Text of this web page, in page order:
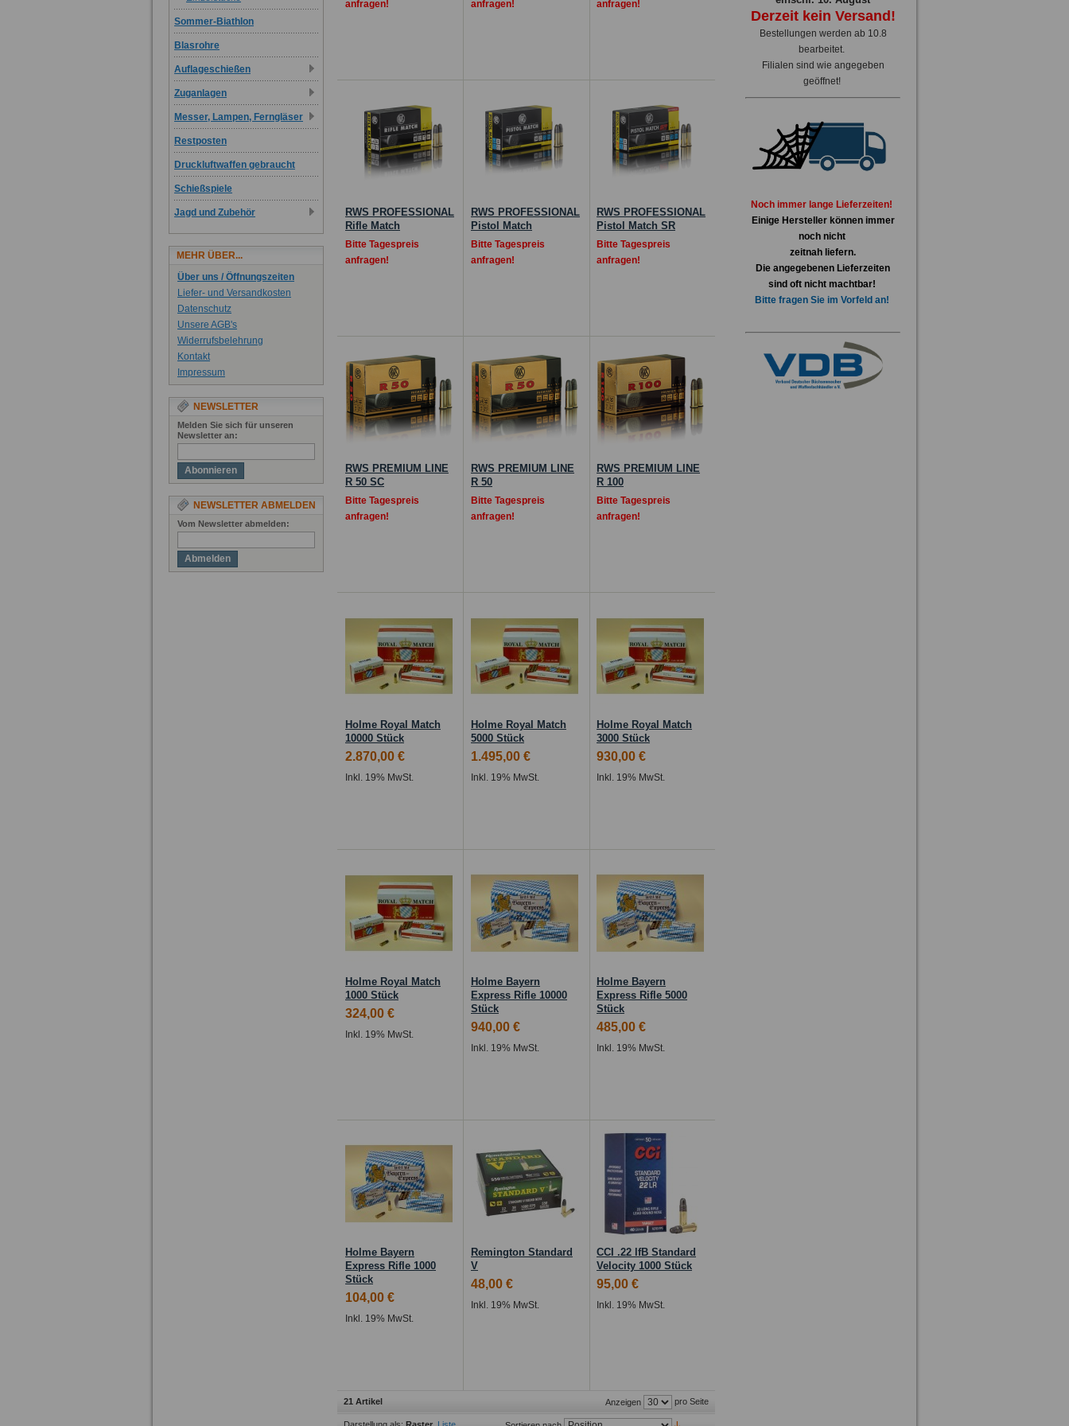
anfragen!
anfragen!
anfragen!
RWS PROFESSIONAL
Rifle Match
Bitte Tagespreis
anfragen!
RWS PROFESSIONAL
Pistol Match
Bitte Tagespreis
anfragen!
RWS PROFESSIONAL
Pistol Match SR
Bitte Tagespreis
anfragen!
RWS PREMIUM LINE
R 50 SC
Bitte Tagespreis
anfragen!
RWS PREMIUM LINE
R 50
Bitte Tagespreis
anfragen!
RWS PREMIUM LINE
R 100
Bitte Tagespreis
anfragen!
Holme Royal Match
10000 Stück
2.870,00 €
Inkl. 19% MwSt.
Holme Royal Match
5000 Stück
1.495,00 €
Inkl. 19% MwSt.
Holme Royal Match
3000 Stück
930,00 €
Inkl. 19% MwSt.
Holme Royal Match
1000 Stück
324,00 €
Inkl. 19% MwSt.
Holme Bayern
Express Rifle 10000
Stück
940,00 €
Inkl. 19% MwSt.
Holme Bayern
Express Rifle 5000
Stück
485,00 €
Inkl. 19% MwSt.
Holme Bayern
Express Rifle 1000
Stück
104,00 €
Inkl. 19% MwSt.
Remington Standard
V
48,00 €
Inkl. 19% MwSt.
CCI .22 lfB Standard
Velocity 1000 Stück
95,00 €
Inkl. 19% MwSt.
21 Artikel Anzeigen pro Seite
Sommer-Biathlon
Blasrohre
Auflageschießen
Zuganlagen
Messer, Lampen, Ferngläser
Restposten
Druckluftwaffen gebraucht
Schießspiele
Jagd und Zubehör
MEHR ÜBER...
Über uns / Öffnungszeiten
Liefer- und Versandkosten
Datenschutz
Unsere AGB's
Widerrufsbelehrung
Kontakt
Impressum
NEWSLETTER
Melden Sie sich für unseren
Newsletter an:
Abonnieren
NEWSLETTER ABMELDEN
Vom Newsletter abmelden:
Abmelden
Derzeit kein Versand!
Bestellungen werden ab 10.8
bearbeitet.
Filialen sind wie angegeben
geöffnet!
Noch immer lange Lieferzeiten!
Einige Hersteller können immer
noch nicht
zeitnah liefern.
Die angegebenen Lieferzeiten
sind oft nicht machtbar!
Bitte fragen Sie im Vorfeld an!